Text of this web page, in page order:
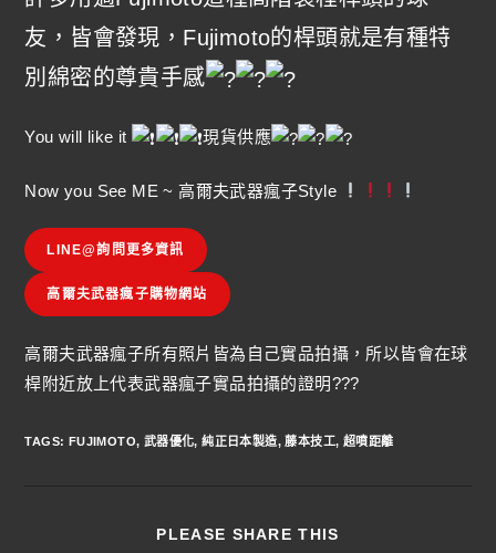
友，皆會發現，Fujimoto的桿頭就是有種特
別綿密的尊貴手感
You will like it 現貨供應
Now you See ME ~ 高爾夫武器瘋子Style
LINE@詢問更多資訊
高爾夫武器瘋子購物網站
高爾夫武器瘋子所有照片皆為自己實品拍攝，所以皆會在球
桿附近放上代表武器瘋子實品拍攝的證明???
TAGS: FUJIMOTO, 武器優化, 純正日本製造, 藤本技工, 超噴距離
PLEASE SHARE THIS